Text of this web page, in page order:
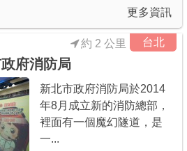
更多資訊
台北
府消防局
約 2 公里
新北市政府消防局於2014
年8月成立新的消防總部，
裡面有一個魔幻隧道，是
一...